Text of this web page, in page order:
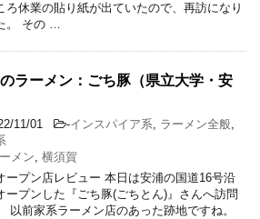
ろ休業の貼り紙が出ていたので、再訪になり
。 その …
ラーメン：ごち豚（県立大学・安
11/01 -インスパイア系, ラーメン全般,
メン, 横須賀
ープン店レビュー 本日は安浦の国道16号沿
ープンした『ごち豚(ごちとん)』さんへ訪問
以前家系ラーメン店のあった跡地ですね。